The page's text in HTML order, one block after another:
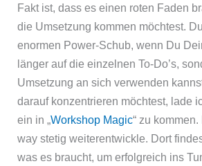
Fakt ist, dass es einen roten Faden
die Umsetzung kommen möchtest.
enormen Power-Schub, wenn Du
länger auf die einzelnen To-Do’s,
Umsetzung an sich verwenden
darauf konzentrieren möchtest, lade
ein in „Workshop Magic“ zu
way stetig weiterentwickle. Dort
was es braucht, um erfolgreich ins